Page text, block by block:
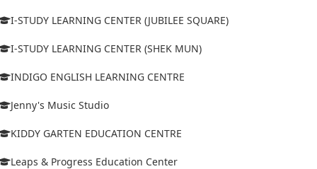
I-STUDY LEARNING CENTER (JUBILEE SQUARE)
I-STUDY LEARNING CENTER (SHEK MUN)
INDIGO ENGLISH LEARNING CENTRE
Jenny's Music Studio
KIDDY GARTEN EDUCATION CENTRE
Leaps & Progress Education Center